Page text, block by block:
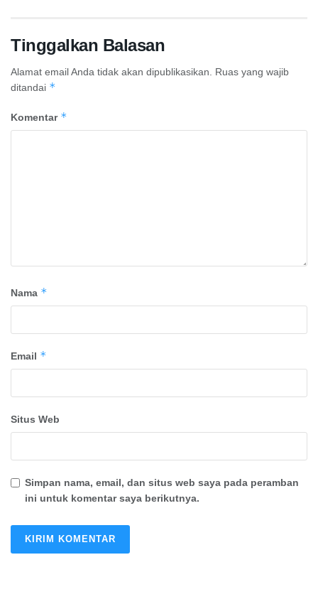
Tinggalkan Balasan
Alamat email Anda tidak akan dipublikasikan.
Ruas yang wajib
ditandai *
Komentar *
Nama *
Email *
Situs Web
Simpan nama, email, dan situs web saya pada peramban
ini untuk komentar saya berikutnya.